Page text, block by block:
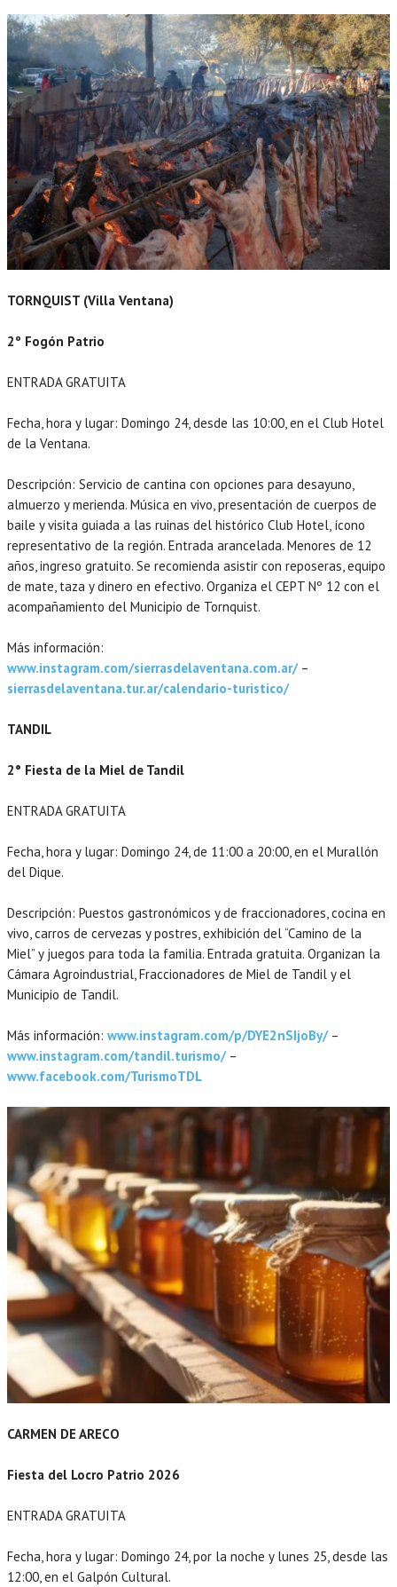
TORNQUIST (Villa Ventana)
2º Fogón Patrio
ENTRADA GRATUITA
Fecha, hora y lugar: Domingo 24, desde las 10:00, en el Club Hotel
de la Ventana.
Descripción: Servicio de cantina con opciones para desayuno,
almuerzo y merienda. Música en vivo, presentación de cuerpos de
baile y visita guiada a las ruinas del histórico Club Hotel, ícono
representativo de la región. Entrada arancelada. Menores de 12
años, ingreso gratuito. Se recomienda asistir con reposeras, equipo
de mate, taza y dinero en efectivo. Organiza el CEPT Nº 12 con el
acompañamiento del Municipio de Tornquist.
Más información:
www.instagram.com/sierrasdelaventana.com.ar/–
sierrasdelaventana.tur.ar/calendario-turistico/
TANDIL
2° Fiesta de la Miel de Tandil
ENTRADA GRATUITA
Fecha, hora y lugar: Domingo 24, de 11:00 a 20:00, en el Murallón
del Dique.
Descripción: Puestos gastronómicos y de fraccionadores, cocina en
vivo, carros de cervezas y postres, exhibición del “Camino de la
Miel” y juegos para toda la familia. Entrada gratuita. Organizan la
Cámara Agroindustrial, Fraccionadores de Miel de Tandil y el
Municipio de Tandil.
Más información: www.instagram.com/p/DYE2nSIjoBy/–
www.instagram.com/tandil.turismo/–
www.facebook.com/TurismoTDL
CARMEN DE ARECO
Fiesta del Locro Patrio 2026
ENTRADA GRATUITA
Fecha, hora y lugar: Domingo 24, por la noche y lunes 25, desde las
12:00, en el Galpón Cultural.